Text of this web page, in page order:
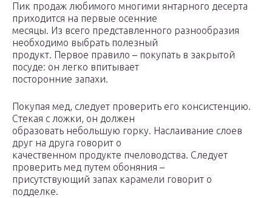
Пик продаж любимого многими янтарного десерта
приходится на первые осенние
месяцы. Из всего представленного разнообразия
необходимо выбрать полезный
продукт. Первое правило – покупать в закрытой
посуде: он легко впитывает
посторонние запахи.
Покупая мед, следует проверить его консистенцию.
Стекая с ложки, он должен
образовать небольшую горку. Наслаивание слоев
друг на друга говорит о
качественном продукте пчеловодства. Следует
проверить мед путем обоняния –
присутствующий запах карамели говорит о
подделке.